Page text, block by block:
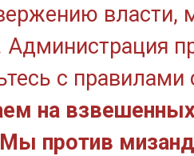
власти,
Администрация
с правилами
на
против